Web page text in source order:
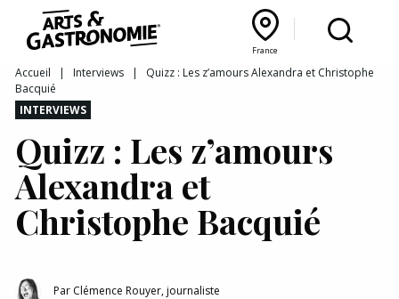
France
Recettes
Reportages
Actualités
Interviews
Bourgogne Franche‑Comté
France
Lyon Rhône‑Alpes
Accueil | Interviews | Quizz : Les z’amours Alexandra et Christophe
Bacquié
INTERVIEWS
Quizz : Les z’amours
Alexandra et
Christophe Bacquié
Par Clémence Rouyer, journaliste